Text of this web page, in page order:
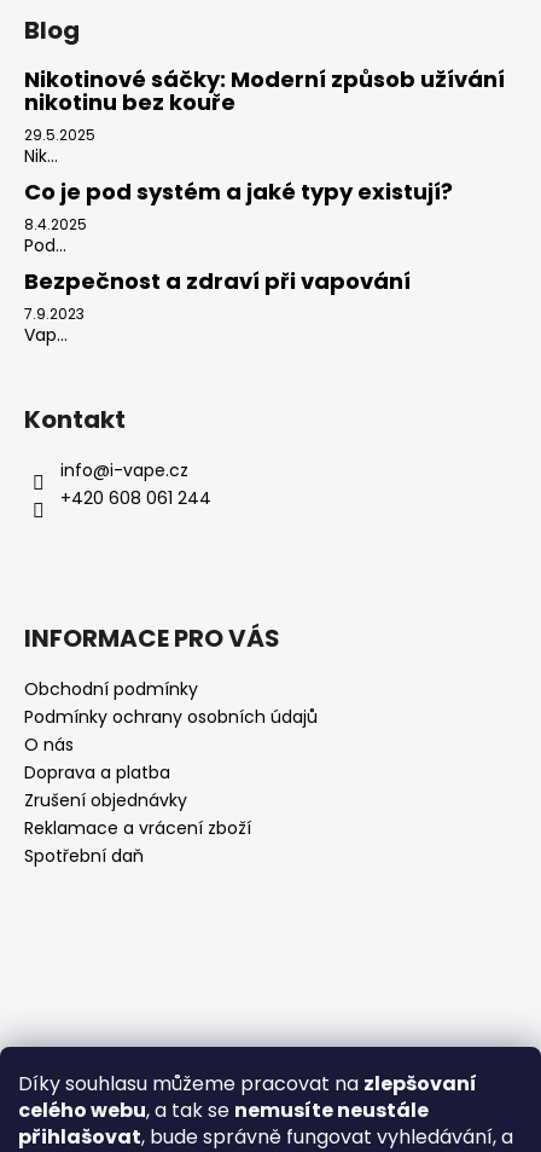
Díky souhlasu můžeme pracovat na zlepšovaní
celého webu, a tak se nemusíte neustále
přihlašovat, bude správně fungovat vyhledávání, a
Blog
Nikotinové sáčky: Moderní způsob užívání
nikotinu bez kouře
29.5.2025
Nik...
Co je pod systém a jaké typy existují?
8.4.2025
Pod...
Bezpečnost a zdraví při vapování
7.9.2023
Vap...
Kontakt
info@i-vape.cz
+420 608 061 244
INFORMACE PRO VÁS
Obchodní podmínky
Podmínky ochrany osobních údajů
O nás
Doprava a platba
Zrušení objednávky
Reklamace a vrácení zboží
Spotřební daň